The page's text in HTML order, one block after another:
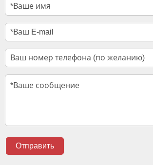
Отправить